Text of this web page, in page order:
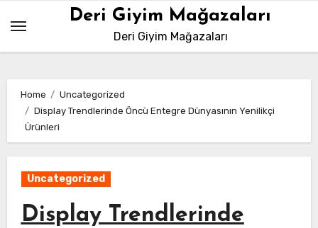
content
Deri Giyim Mağazaları
Deri Giyim Mağazaları
Home
Uncategorized
Display Trendlerinde Öncü Entegre Dünyasının Yenilikçi
Ürünleri
Uncategorized
Display Trendlerinde